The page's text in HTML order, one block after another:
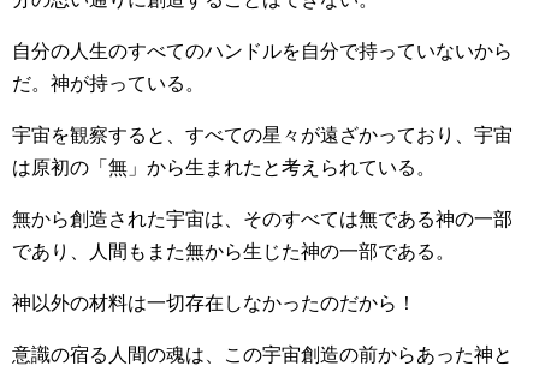
自分の人生のすべてのハンドルを自分で持っていないから
だ。神が持っている。
宇宙を観察すると、すべての星々が遠ざかっており、宇宙
は原初の「無」から生まれたと考えられている。
無から創造された宇宙は、そのすべては無である神の一部
であり、人間もまた無から生じた神の一部である。
神以外の材料は一切存在しなかったのだから！
意識の宿る人間の魂は、この宇宙創造の前からあった神と